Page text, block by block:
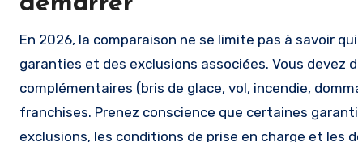
En 2026, la comparaison ne se limite pas à savoir
garanties et des exclusions associées. Vous
complémentaires (bris de glace, vol, incendie,
franchises. Prenez conscience que certaines
exclusions, les conditions de prise en charge et les